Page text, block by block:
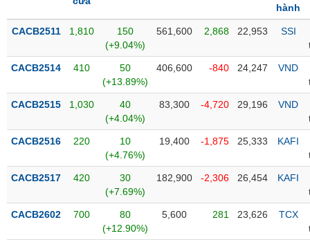
trường
yết
yết
mới
Niêm
yết
sung
niêm
hành
CACB2511 1,810
150
(+9.04%)
561,600 2,868 22,953
SSI
CACB2514 410
50
(+13.89%)
406,600 -840 24,247
VND
CACB2515 1,030
40
(+4.04%)
83,300 -4,720 29,196
VND
CACB2516 220
10
(+4.76%)
19,400 -1,875 25,333
KAFI
CACB2517 420
30
(+7.69%)
182,900 -2,306 26,454
KAFI
CACB2602 700
80
(+12.90%)
5,600 281 23,626
TCX
PHIẾU
SINH
TRÁI